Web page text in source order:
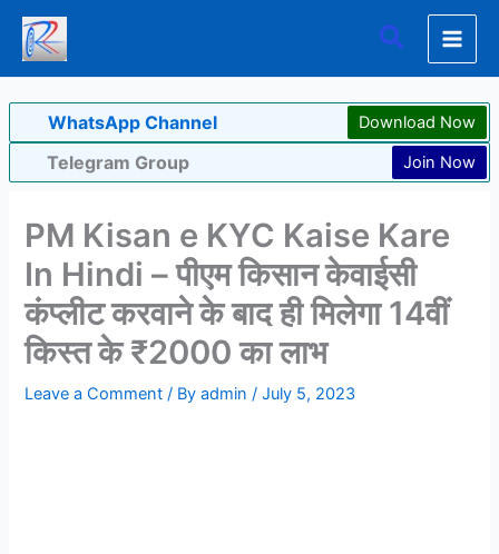
Skip
content
Search
WhatsApp Channel Download Now
Telegram Group Join Now
PM Kisan e KYC Kaise Kare
In Hindi – पीएम किसान केवाईसी
कंप्लीट करवाने के बाद ही मिलेगा 14वीं
किस्त के ₹2000 का लाभ
Leave a Comment / Byadmin/July 5, 2023